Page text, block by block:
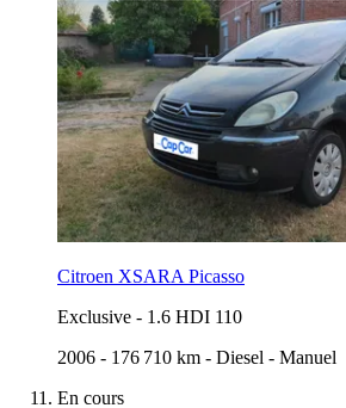
Citroen XSARA Picasso
Exclusive - 1.6 HDI 110
2006 - 176 710 km - Diesel - Manuel
En cours